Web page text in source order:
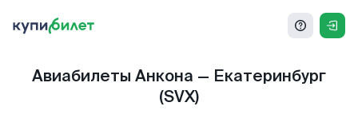
Авиабилеты Анкона — Екатеринбург
(SVX)